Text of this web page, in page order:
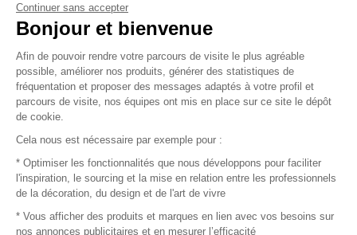
Vendez vos produits
Plan du site
© 2016 –Organisation SAFI
Recrutement
Continuer sans accepter
Bonjour et bienvenue
Afin de pouvoir rendre votre parcours de visite le plus agréable
possible, améliorer nos produits, générer des statistiques de
fréquentation et proposer des messages adaptés à votre profil et
parcours de visite, nos équipes ont mis en place sur ce site le dépôt
de cookie.
Cela nous est nécessaire par exemple pour :
* Optimiser les fonctionnalités que nous développons pour faciliter
l'inspiration, le sourcing et la mise en relation entre les professionnels
de la décoration, du design et de l'art de vivre
* Vous afficher des produits et marques en lien avec vos besoins sur
nos annonces publicitaires et en mesurer l’efficacité